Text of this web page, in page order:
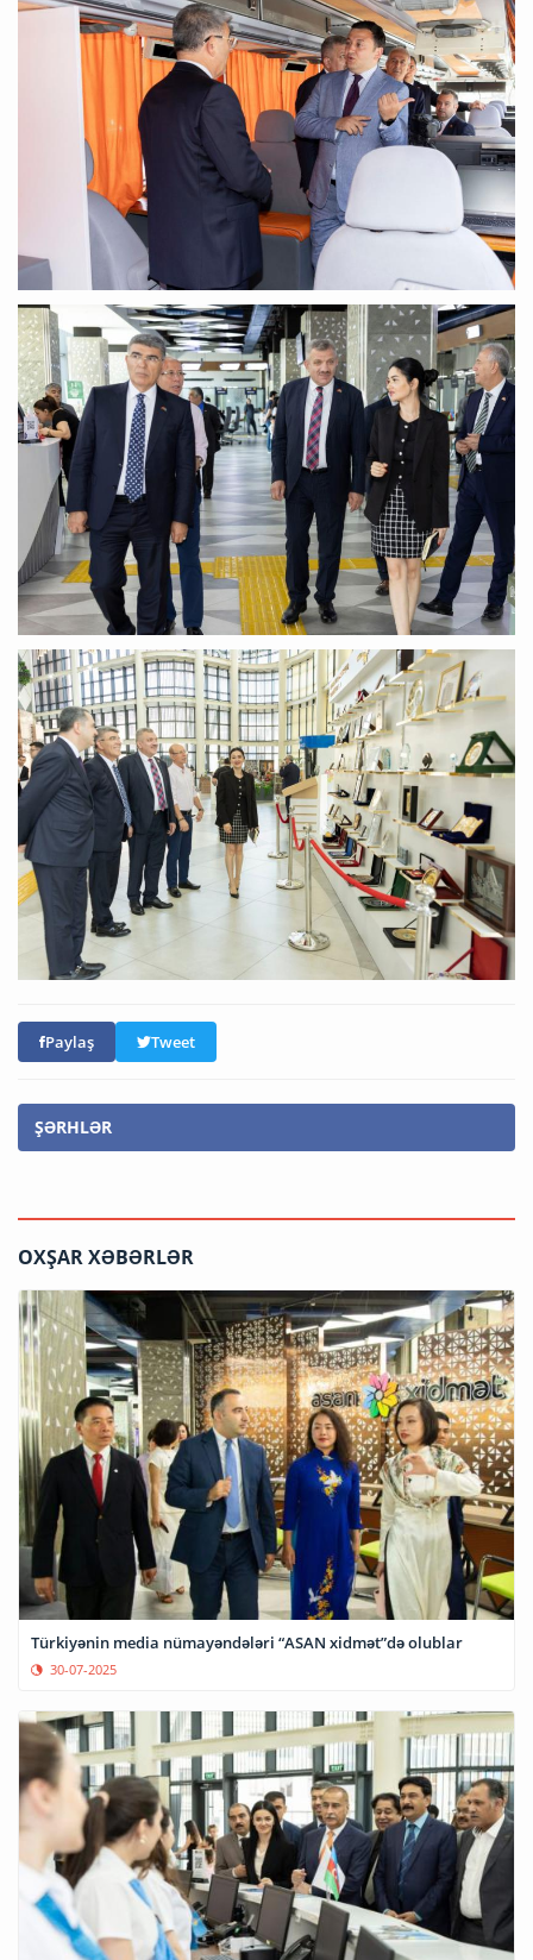
Paylaş Tweet
ŞƏRHLƏR
OXŞAR XƏBƏRLƏR
Türkiyənin media nümayəndələri “ASAN xidmət”də olublar
30-07-2025